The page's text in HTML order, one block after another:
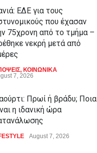
ΕΔΕ για τους
που έχασαν
75χρονη από το τμήμα –
νεκρή μετά από
, ΚΟΙΝΩΝΙΚΑ
7, 2026
Πρωί ή βράδυ; Ποια
η ιδανική ώρα
August 7, 2026